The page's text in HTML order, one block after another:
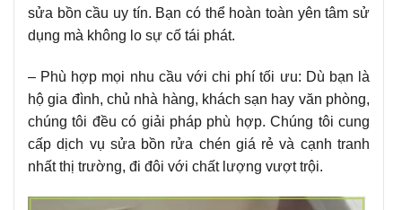
sửa bồn cầu uy tín. Bạn có thể hoàn toàn yên tâm sử
dụng mà không lo sự cố tái phát.
– Phù hợp mọi nhu cầu với chi phí tối ưu: Dù bạn là
hộ gia đình, chủ nhà hàng, khách sạn hay văn phòng,
chúng tôi đều có giải pháp phù hợp. Chúng tôi cung
cấp dịch vụ sửa bồn rửa chén giá rẻ và cạnh tranh
nhất thị trường, đi đôi với chất lượng vượt trội.